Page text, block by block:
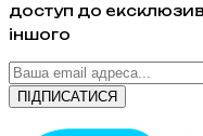
доступ до
іншого